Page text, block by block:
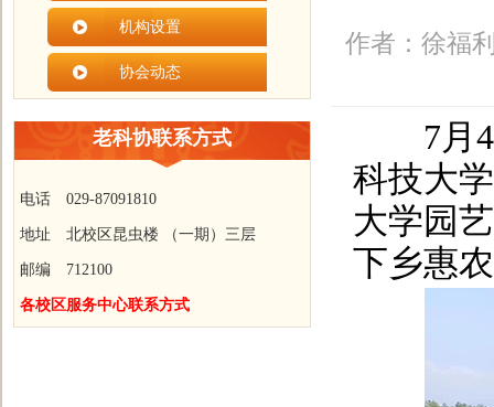
机构设置
协会动态
老科协联系方式
电话 029-87091810
地址 北校区昆虫楼 （一期）三层
邮编 712100
各校区服务中心联系方式
作者：徐福
7月4
科技大
大学园
下乡惠